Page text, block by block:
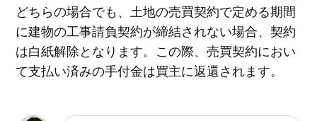
どちらの場合でも、土地の売買契約で定める期間
に建物の工事請負契約が締結されない場合、契約
は白紙解除となります。この際、売買契約におい
て支払い済みの手付金は買主に返還されます。